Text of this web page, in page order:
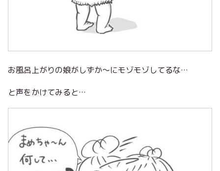
お風呂上がりの娘がしずか〜にモゾモゾしてるな…
と声をかけてみると…